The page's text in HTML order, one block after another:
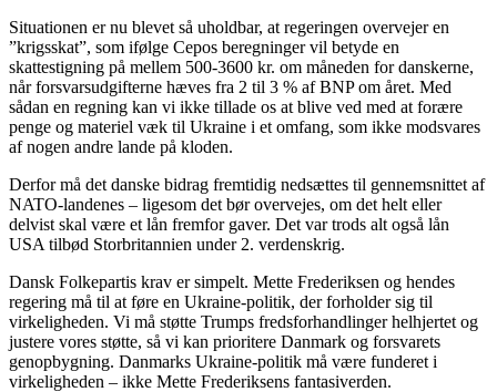
Situationen er nu blevet så uholdbar, at regeringen overvejer en
”krigsskat”, som ifølge Cepos beregninger vil betyde en
skattestigning på mellem 500-3600 kr. om måneden for danskerne,
når forsvarsudgifterne hæves fra 2 til 3 % af BNP om året. Med
sådan en regning kan vi ikke tillade os at blive ved med at forære
penge og materiel væk til Ukraine i et omfang, som ikke modsvares
af nogen andre lande på kloden.
Derfor må det danske bidrag fremtidig nedsættes til gennemsnittet af
NATO-landenes – ligesom det bør overvejes, om det helt eller
delvist skal være et lån fremfor gaver. Det var trods alt også lån
USA tilbød Storbritannien under 2. verdenskrig.
Dansk Folkepartis krav er simpelt. Mette Frederiksen og hendes
regering må til at føre en Ukraine-politik, der forholder sig til
virkeligheden. Vi må støtte Trumps fredsforhandlinger helhjertet og
justere vores støtte, så vi kan prioritere Danmark og forsvarets
genopbygning. Danmarks Ukraine-politik må være funderet i
virkeligheden – ikke Mette Frederiksens fantasiverden.